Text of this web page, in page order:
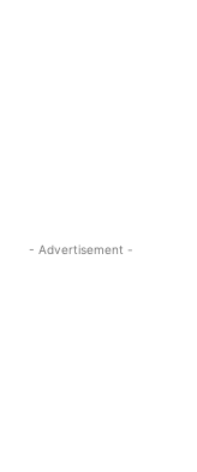
- Advertisement -